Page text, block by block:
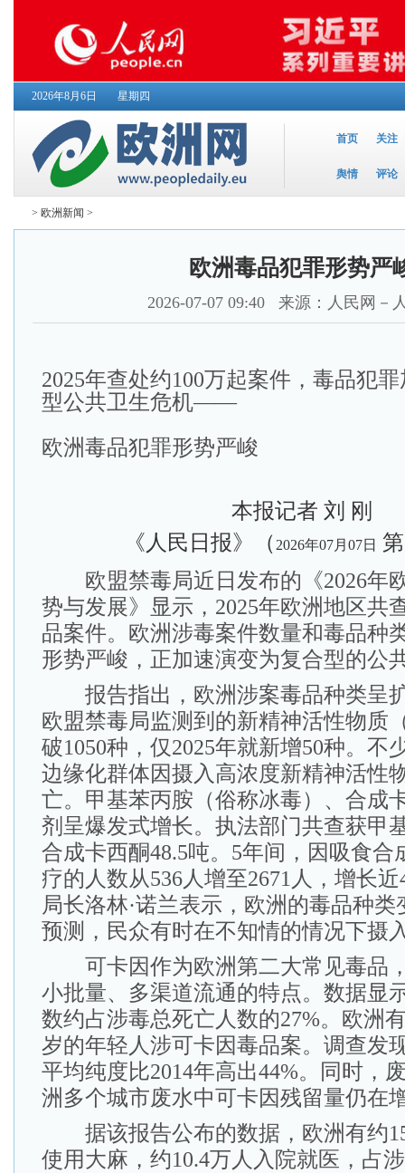
2026年8月6日 星期四
首页 关注
舆情 评论
> 欧洲新闻 >
欧洲毒品犯罪形势严
2026-07-07 09:40 来源：人民网－
2025年查处约100万起案件，毒品犯
型公共卫生危机——
欧洲毒品犯罪形势严峻
本报记者 刘 刚
《人民日报》（ 2026年07月07日
欧盟禁毒局近日发布的《2026年
势与发展》显示，2025年欧洲地区共
品案件。欧洲涉毒案件数量和毒品种
形势严峻，正加速演变为复合型的公
报告指出，欧洲涉案毒品种类呈
欧盟禁毒局监测到的新精神活性物质
破1050种，仅2025年就新增50种。不
边缘化群体因摄入高浓度新精神活性
亡。甲基苯丙胺（俗称冰毒）、合成
剂呈爆发式增长。执法部门共查获甲
合成卡西酮48.5吨。5年间，因吸食合
疗的人数从536人增至2671人，增长
局长洛林·诺兰表示，欧洲的毒品种
预测，民众有时在不知情的情况下摄
可卡因作为欧洲第二大常见毒品
小批量、多渠道流通的特点。数据显
数约占涉毒总死亡人数的27%。欧洲
岁的年轻人涉可卡因毒品案。调查发
平均纯度比2014年高出44%。同时，
洲多个城市废水中可卡因残留量仍在
据该报告公布的数据，欧洲有约
使用大麻，约10.4万人入院就医，占